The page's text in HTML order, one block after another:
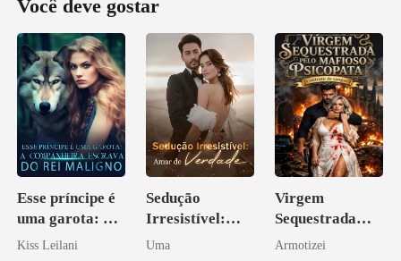
Você deve gostar
Esse príncipe é
uma garota: A
companheira
Kiss Leilani
Sedução
Irresistível:
Amar de
Uma
Virgem
Sequestrada
pelo Mafioso
Armotizei